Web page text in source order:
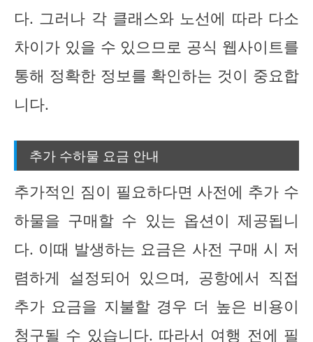
다. 그러나 각 클래스와 노선에 따라 다소
차이가 있을 수 있으므로 공식 웹사이트를
통해 정확한 정보를 확인하는 것이 중요합
니다.
추가 수하물 요금 안내
추가적인 짐이 필요하다면 사전에 추가 수
하물을 구매할 수 있는 옵션이 제공됩니
다. 이때 발생하는 요금은 사전 구매 시 저
렴하게 설정되어 있으며, 공항에서 직접
추가 요금을 지불할 경우 더 높은 비용이
청구될 수 있습니다. 따라서 여행 전에 필